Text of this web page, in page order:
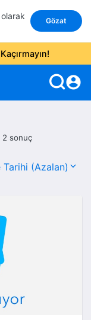
Gözat
account_circle
2 sonuç